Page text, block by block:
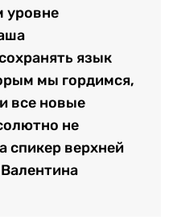
уровне
язык
мы гордимся,
все новые
не
спикер верхней